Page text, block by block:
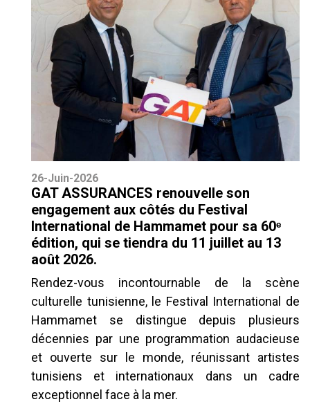
26-Juin-2026
GAT ASSURANCES renouvelle son
engagement aux côtés du Festival
International de Hammamet pour sa 60ᵉ
édition, qui se tiendra du 11 juillet au 13
août 2026.
Rendez-vous incontournable de la scène
culturelle tunisienne, le Festival International de
Hammamet se distingue depuis plusieurs
décennies par une programmation audacieuse
et ouverte sur le monde, réunissant artistes
tunisiens et internationaux dans un cadre
exceptionnel face à la mer.